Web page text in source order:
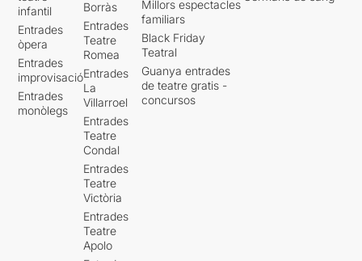
infantil
Entrades
òpera
Entrades
improvisació
Entrades
monòlegs
Borràs
Entrades
Teatre
Romea
Entrades
La
Villarroel
Entrades
Teatre
Condal
Entrades
Teatre
Victòria
Entrades
Teatre
Apolo
Millors espectacles
familiars
Black Friday
Teatral
Guanya entrades
de teatre gratis -
concursos